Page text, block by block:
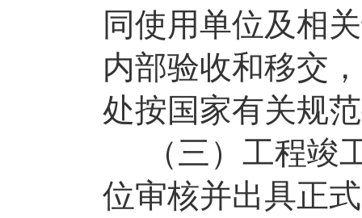
同使用单位及相
内部验收和移交
处按国家有关规
（三）工程竣
位审核并出具正